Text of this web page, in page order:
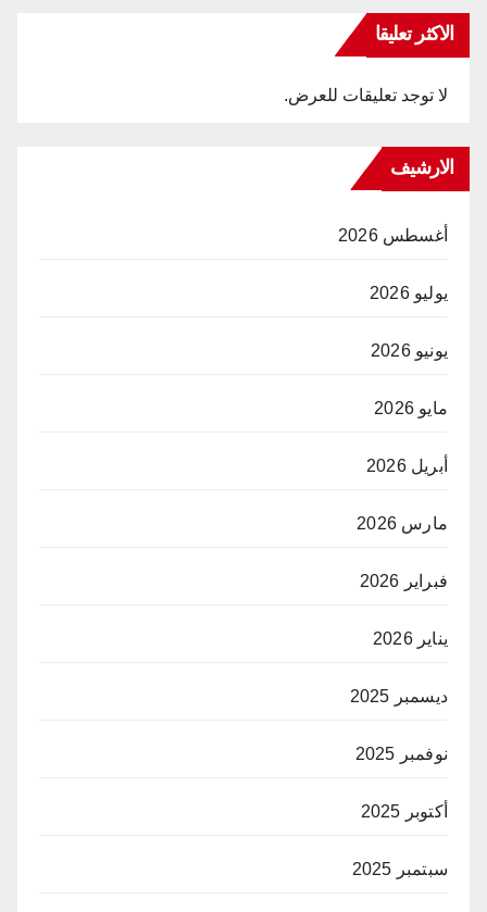
الاكثر تعليقا
لا توجد تعليقات للعرض.
الارشيف
أغسطس 2026
يوليو 2026
يونيو 2026
مايو 2026
أبريل 2026
مارس 2026
فبراير 2026
يناير 2026
ديسمبر 2025
نوفمبر 2025
أكتوبر 2025
سبتمبر 2025